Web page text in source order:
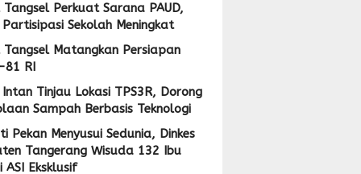
Tangsel Perkuat Sarana PAUD,
Sekolah Meningkat
Tangsel Matangkan Persiapan
81 RI
Tinjau Lokasi TPS3R, Dorong
Sampah Berbasis Teknologi
Pekan Menyusui Sedunia, Dinkes
Tangerang Wisuda 132 Ibu
ASI Eksklusif